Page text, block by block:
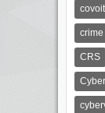
CRS